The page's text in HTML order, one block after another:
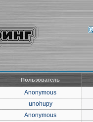
Пользователь
Anonymous
unohupy
Anonymous